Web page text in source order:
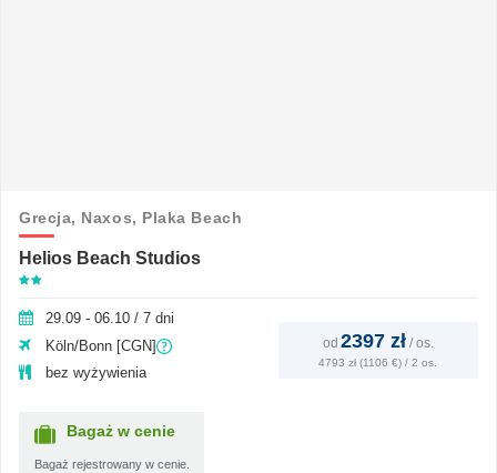
Grecja, Naxos, Plaka Beach
Helios Beach Studios
29.09 - 06.10 / 7 dni
Köln/Bonn [CGN]
bez wyżywienia
Bagaż w cenie
Bagaż rejestrowany w cenie.
od 2397 zł / os.
4793 zł (1106 €) / 2 os.